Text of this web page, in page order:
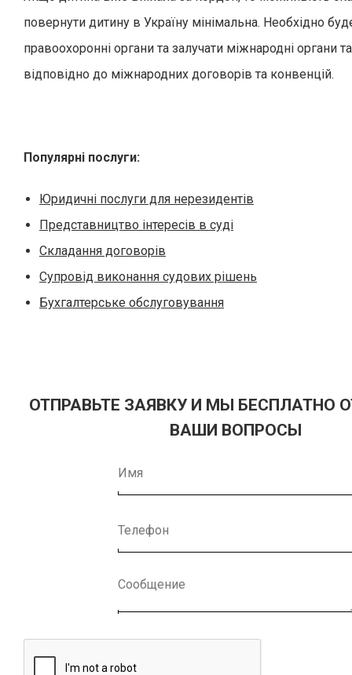
повернути дитину в Україну мінімальна. Необхідно
правоохоронні органи та залучати міжнародні органи та
відповідно до міжнародних договорів та конвенцій.
Популярні послуги:
Юридичні послуги для нерезидентів
Представництво інтересів в суді
Складання договорів
Супровід виконання судових рішень
Бухгалтерське обслуговування
ОТПРАВЬТЕ ЗАЯВКУ И МЫ БЕСПЛАТНО
ВАШИ ВОПРОСЫ